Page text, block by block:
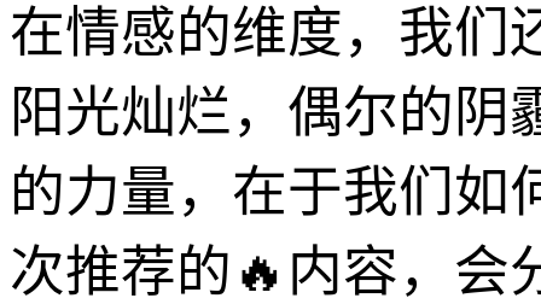
在情感的维度，我们
阳光灿烂，偶尔的阴
的力量，在于我们如
次推荐的🔥内容，会